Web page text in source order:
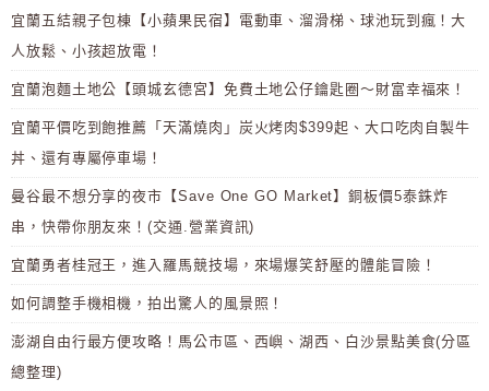
宜蘭五結親子包棟【小蘋果民宿】電動車、溜滑梯、球池玩到瘋！大
人放鬆、小孩超放電！
宜蘭泡麵土地公【頭城玄德宮】免費土地公仔鑰匙圈～財富幸福來！
宜蘭平價吃到飽推薦「天滿燒肉」炭火烤肉$399起、大口吃肉自製牛
丼、還有專屬停車場！
曼谷最不想分享的夜市【Save One GO Market】銅板價5泰銖炸
串，快帶你朋友來！(交通.營業資訊)
宜蘭勇者桂冠王，進入羅馬競技場，來場爆笑舒壓的體能冒險！
如何調整手機相機，拍出驚人的風景照！
澎湖自由行最方便攻略！馬公市區、西嶼、湖西、白沙景點美食(分區
總整理)